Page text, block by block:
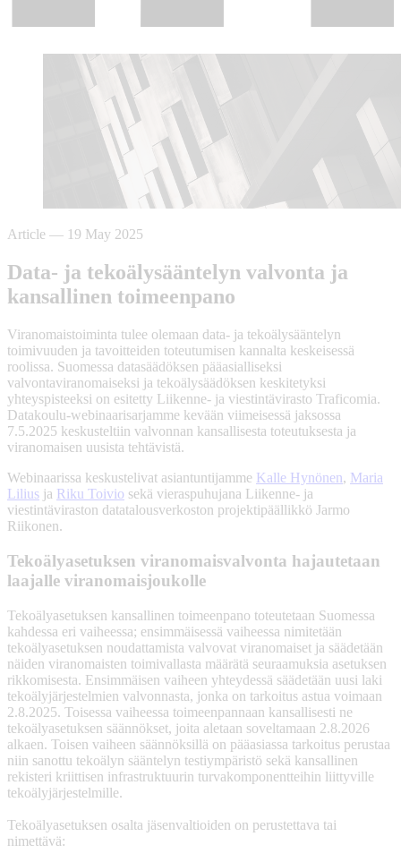
Article — 19 May 2025
Data- ja tekoälysääntelyn valvonta ja
kansallinen toimeenpano
Viranomaistoiminta tulee olemaan data- ja tekoälysääntelyn
toimivuuden ja tavoitteiden toteutumisen kannalta keskeisessä
roolissa. Suomessa datasäädöksen pääasialliseksi
valvontaviranomaiseksi ja tekoälysäädöksen keskitetyksi
yhteyspisteeksi on esitetty Liikenne- ja viestintävirasto Traficomia.
Datakoulu-webinaarisarjamme kevään viimeisessä jaksossa
7.5.2025 keskusteltiin valvonnan kansallisesta toteutuksesta ja
viranomaisen uusista tehtävistä.
Webinaarissa keskustelivat asiantuntijamme Kalle Hynönen, Maria
Lilius ja Riku Toivio sekä vieraspuhujana Liikenne- ja
viestintäviraston datatalousverkoston projektipäällikkö Jarmo
Riikonen.
Tekoälyasetuksen viranomaisvalvonta hajautetaan
laajalle viranomaisjoukolle
Tekoälyasetuksen kansallinen toimeenpano toteutetaan Suomessa
kahdessa eri vaiheessa; ensimmäisessä vaiheessa nimitetään
tekoälyasetuksen noudattamista valvovat viranomaiset ja säädetään
näiden viranomaisten toimivallasta määrätä seuraamuksia asetuksen
rikkomisesta. Ensimmäisen vaiheen yhteydessä säädetään uusi laki
tekoälyjärjestelmien valvonnasta, jonka on tarkoitus astua voimaan
2.8.2025. Toisessa vaiheessa toimeenpannaan kansallisesti ne
tekoälyasetuksen säännökset, joita aletaan soveltamaan 2.8.2026
alkaen. Toisen vaiheen säännöksillä on pääasiassa tarkoitus perustaa
niin sanottu tekoälyn sääntelyn testiympäristö sekä kansallinen
rekisteri kriittisen infrastruktuurin turvakomponentteihin liittyville
tekoälyjärjestelmille.
Tekoälyasetuksen osalta jäsenvaltioiden on perustettava tai
nimettävä: